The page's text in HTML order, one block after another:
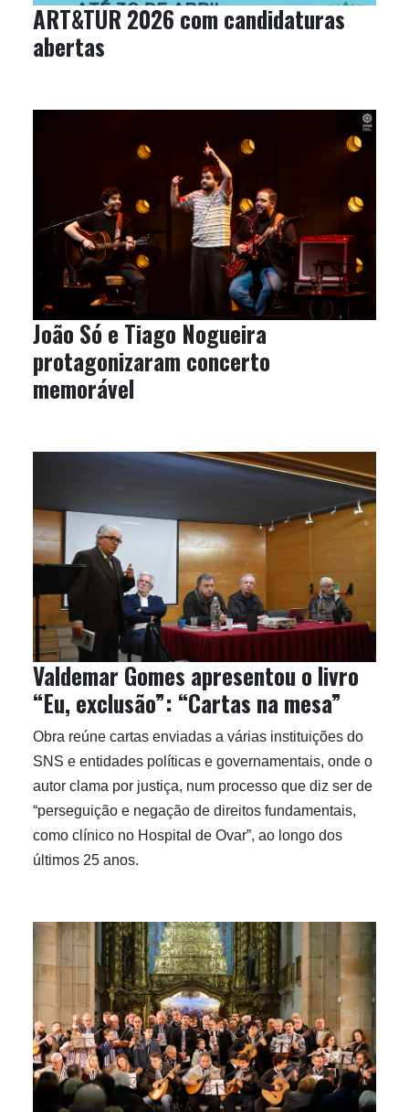
ART&TUR 2026 com candidaturas
abertas
João Só e Tiago Nogueira
protagonizaram concerto
memorável
Valdemar Gomes apresentou o livro
“Eu, exclusão”: “Cartas na mesa”
Obra reúne cartas enviadas a várias instituições do
SNS e entidades políticas e governamentais, onde o
autor clama por justiça, num processo que diz ser de
“perseguição e negação de direitos fundamentais,
como clínico no Hospital de Ovar”, ao longo dos
últimos 25 anos.